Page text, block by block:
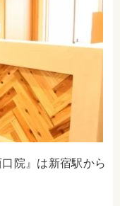
院』は新宿駅から